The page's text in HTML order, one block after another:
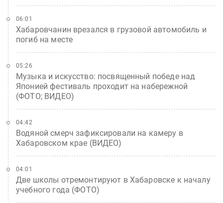
Хабаровчанин врезался в грузовой автомобиль и
погиб на месте
06:01
Музыка и искусство: посвященный победе над
Японией фестиваль проходит на набережной
(ФОТО; ВИДЕО)
05:26
Водяной смерч зафиксировали на камеру в
Хабаровском крае (ВИДЕО)
04:42
Две школы отремонтируют в Хабаровске к началу
учебного года (ФОТО)
04:01